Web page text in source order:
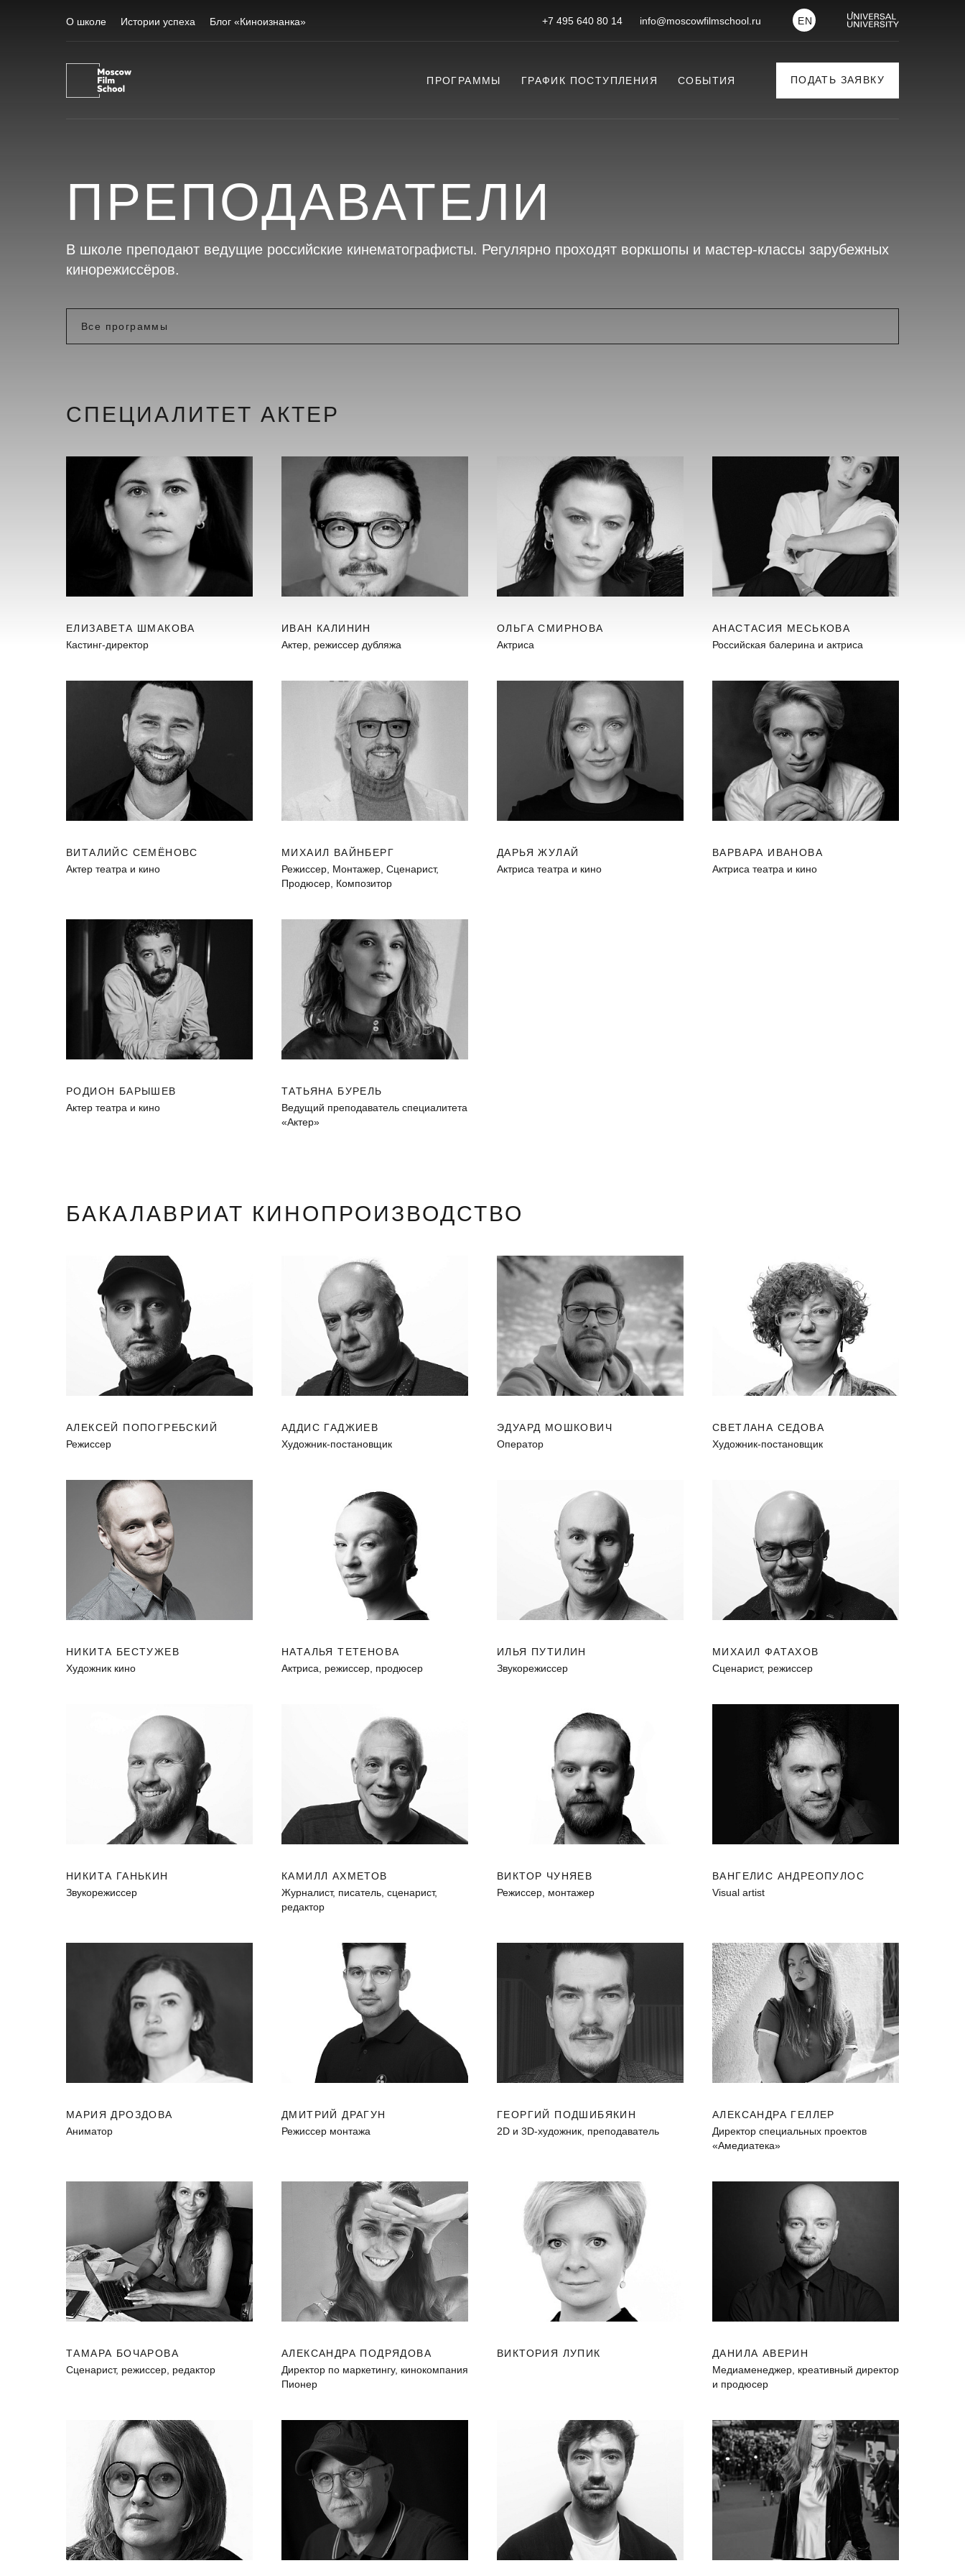
О школе Истории успеха Блог «Киноизнанка» +7 495 640 80 14 info@moscowfilmschool.ru EN
ПРОГРАММЫ ГРАФИК ПОСТУПЛЕНИЯ СОБЫТИЯ ПОДАТЬ ЗАЯВКУ
ПРЕПОДАВАТЕЛИ
В школе преподают ведущие российские кинематографисты. Регулярно проходят воркшопы и мастер-классы зарубежных
кинорежиссёров.
СПЕЦИАЛИТЕТ АКТЕР
ЕЛИЗАВЕТА ШМАКОВА
Кастинг-директор
ИВАН КАЛИНИН
Актер, режиссер дубляжа
ОЛЬГА СМИРНОВА
Актриса
АНАСТАСИЯ МЕСЬКОВА
Российская балерина и актриса
ВИТАЛИЙС СЕМЁНОВС
Актер театра и кино
МИХАИЛ ВАЙНБЕРГ
Режиссер, Монтажер, Сценарист,
Продюсер, Композитор
ДАРЬЯ ЖУЛАЙ
Актриса театра и кино
ВАРВАРА ИВАНОВА
Актриса театра и кино
РОДИОН БАРЫШЕВ
Актер театра и кино
ТАТЬЯНА БУРЕЛЬ
Ведущий преподаватель специалитета
«Актер»
БАКАЛАВРИАТ КИНОПРОИЗВОДСТВО
АЛЕКСЕЙ ПОПОГРЕБСКИЙ
Режиссер
АДДИС ГАДЖИЕВ
Художник-постановщик
ЭДУАРД МОШКОВИЧ
Оператор
СВЕТЛАНА СЕДОВА
Художник-постановщик
НИКИТА БЕСТУЖЕВ
Художник кино
НАТАЛЬЯ ТЕТЕНОВА
Актриса, режиссер, продюсер
ИЛЬЯ ПУТИЛИН
Звукорежиссер
МИХАИЛ ФАТАХОВ
Cценарист, режиссер
НИКИТА ГАНЬКИН
Звукорежиссер
КАМИЛЛ АХМЕТОВ
Журналист, писатель, сценарист,
редактор
ВИКТОР ЧУНЯЕВ
Режиссер, монтажер
ВАНГЕЛИС АНДРЕОПУЛОС
Visual artist
МАРИЯ ДРОЗДОВА
Аниматор
ДМИТРИЙ ДРАГУН
Режиссер монтажа
ГЕОРГИЙ ПОДШИБЯКИН
2D и 3D-художник, преподаватель
АЛЕКСАНДРА ГЕЛЛЕР
Директор специальных проектов
«Амедиатека»
ТАМАРА БОЧАРОВА
Сценарист, режиссер, редактор
АЛЕКСАНДРА ПОДРЯДОВА
Директор по маркетингу, кинокомпания
Пионер
ВИКТОРИЯ ЛУПИК
ДАНИЛА АВЕРИН
Медиаменеджер, креативный директор
и продюсер